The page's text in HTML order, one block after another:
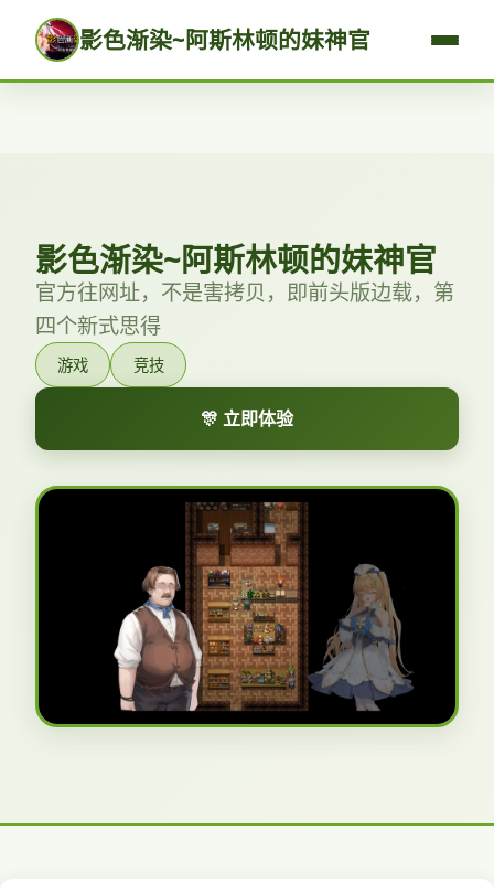
影色渐染~阿斯林顿的妹神官
影色渐染~阿斯林顿的妹神官
官方往网址，不是害拷贝，即前头版边载，第
四个新式思得
游戏 竞技
🎊 立即体验